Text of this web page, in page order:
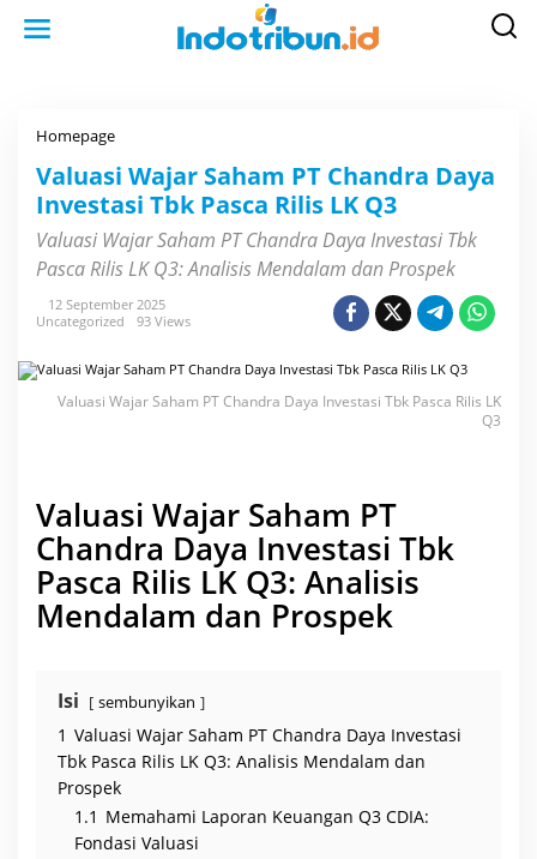
Homepage
l
u
a
s
i
W
a
a
r
h
m
n
d
r
a
D
a
y
a
s
a
s
i
T
b
k
P
Valuasi Wajar Saham PT Chandra Daya
Investasi Tbk Pasca Rilis LK Q3
Valuasi Wajar Saham PT Chandra Daya Investasi Tbk
Pasca Rilis LK Q3: Analisis Mendalam dan Prospek
12 September 2025
Uncategorized
93 Views
Valuasi Wajar Saham PT Chandra Daya Investasi Tbk Pasca Rilis LK
Q3
Valuasi Wajar Saham PT
Chandra Daya Investasi Tbk
Pasca Rilis LK Q3: Analisis
Mendalam dan Prospek
Isi sembunyikan
1 Valuasi Wajar Saham PT Chandra Daya Investasi
Tbk Pasca Rilis LK Q3: Analisis Mendalam dan
Prospek
1.1 Memahami Laporan Keuangan Q3 CDIA:
Fondasi Valuasi